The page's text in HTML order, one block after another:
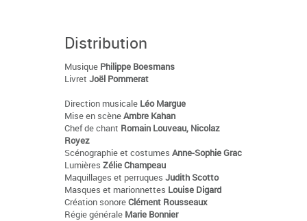
Distribution
Musique Philippe Boesmans
Livret Joël Pommerat
Direction musicale Léo Margue
Mise en scèneAmbre Kahan
Chef de chant Romain Louveau, Nicolaz
Royez
Scénographie et costumes Anne-Sophie Grac
Lumières Zélie Champeau
Maquillages et perruques Judith Scotto
Masques et marionnettes Louise Digard
Création sonoreClément Rousseaux
Régie générale Marie Bonnier